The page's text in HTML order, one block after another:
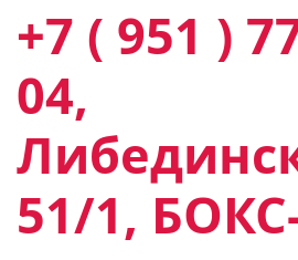
+7 ( 951 )
04,
51/1,